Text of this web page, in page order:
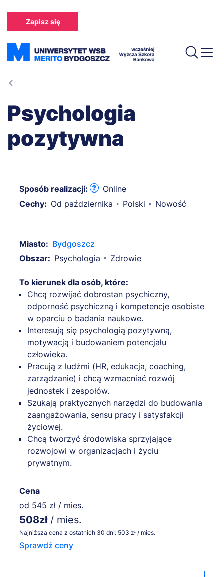
treści
Zapisz się
Ścieżka
nawigacyjna
Psychologia
pozytywna
Sposób realizacji:
Online
Cechy: Od października Polski Nowość
Miasto: Bydgoszcz
Obszar: Psychologia Zdrowie
To kierunek dla osób, które:
Chcą rozwijać dobrostan psychiczny,
odporność psychiczną i kompetencje osobiste
w oparciu o badania naukowe.
Interesują się psychologią pozytywną,
motywacją i budowaniem potencjału
człowieka.
Pracują z ludźmi (HR, edukacja, coaching,
zarządzanie) i chcą wzmacniać rozwój
jednostek i zespołów.
Szukają praktycznych narzędzi do budowania
zaangażowania, sensu pracy i satysfakcji
życiowej.
Chcą tworzyć środowiska sprzyjające
rozwojowi w organizacjach i życiu
prywatnym.
Cena
od 545 zł / mies.
508zł / mies.
Najniższa cena z ostatnich 30 dni: 503 zł / mies.
Sprawdź ceny